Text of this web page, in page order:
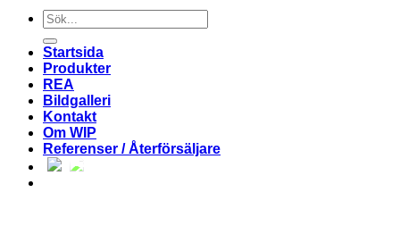
Sök
efter:
Startsida
Produkter
REA
Bildgalleri
Kontakt
Om WIP
Referenser / Återförsäljare